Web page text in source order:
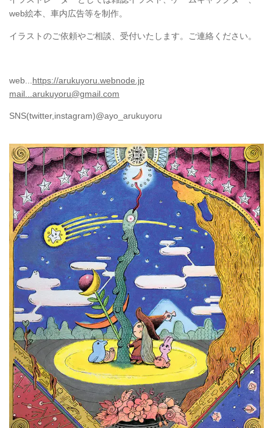
web絵本、車内広告等を制作。
イラストのご依頼やご相談、受付いたします。ご連絡ください。
web... https://arukuyoru.webnode.jp
mail...arukuyoru@gmail.com
SNS(twitter,instagram)@ayo_arukuyoru